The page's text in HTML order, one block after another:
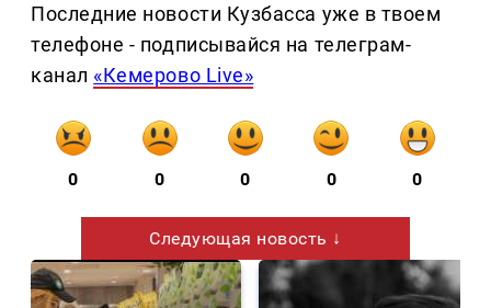
Последние новости Кузбасса уже в твоем
телефоне - подписывайся на телеграм-
канал «Кемерово Live»
0 0 0 0 0
Следующая новость ↓